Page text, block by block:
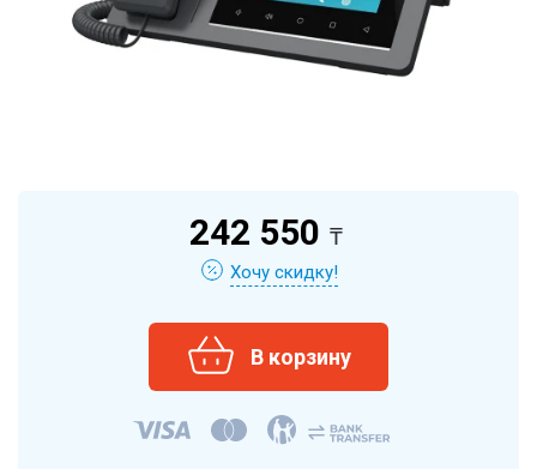
242 550 ₸
Хочу скидку!